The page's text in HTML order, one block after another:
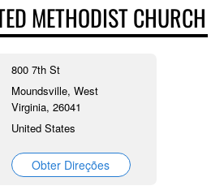
METHODIST CHURCH
800 7th St
Moundsville, West
Virginia, 26041
United States
Obter Direções